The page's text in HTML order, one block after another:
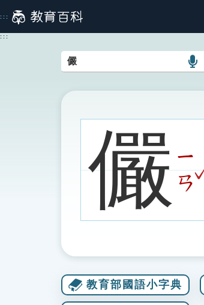
到
主
:::
:::
語
搜
圖
儼ㄧ
ㄢ
教育部國語小字典